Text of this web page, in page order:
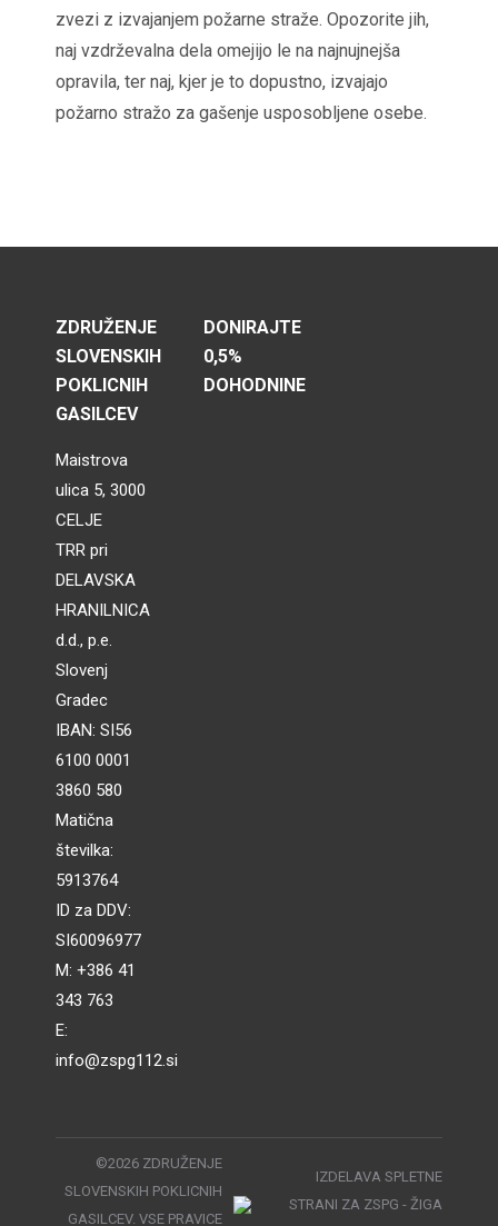
zvezi z izvajanjem požarne straže. Opozorite jih,
naj vzdrževalna dela omejijo le na najnujnejša
opravila, ter naj, kjer je to dopustno, izvajajo
požarno stražo za gašenje usposobljene osebe.
ZDRUŽENJE
SLOVENSKIH
POKLICNIH
GASILCEV
Maistrova
ulica 5, 3000
CELJE
TRR pri
DELAVSKA
HRANILNICA
d.d., p.e.
Slovenj
Gradec
IBAN: SI56
6100 0001
3860 580
Matična
številka:
5913764
ID za DDV:
SI60096977
M: +386 41
343 763
E:
info@zspg112.si
DONIRAJTE
0,5%
DOHODNINE
©2026 ZDRUŽENJE
SLOVENSKIH POKLICNIH
GASILCEV. VSE PRAVICE
IZDELAVA SPLETNE
STRANI ZA ZSPG - ŽIGA